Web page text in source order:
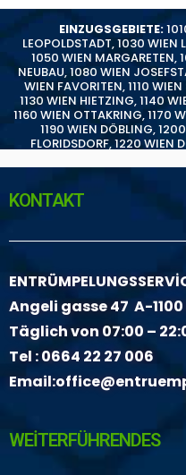
EINZUGSGEBIETE:
LEOPOLDSTADT,1030 WIEN
1050 WIEN MARGARETEN,
NEUBAU,1080 WIEN
WIEN FAVORITEN,1110
1130 WIEN HIETZING,1140
1160 WIEN OTTAKRING,1170
1190 WIEN DÖBLING,
FLORIDSDORF,1220 WIEN
KONTAKT
Angeli gasse 47 A-
Täglich von 07:00 –
Tel :0664 22 27 006
Email:
WEİTERFÜHRENDES